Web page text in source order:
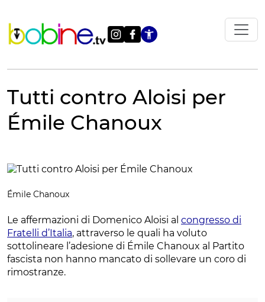
contenuto
Apri le
Tutti contro Aloisi per
Émile Chanoux
Émile Chanoux
Le affermazioni di Domenico Aloisi al congresso di
Fratelli d’Italia, attraverso le quali ha voluto
sottolineare l’adesione di Émile Chanoux al Partito
fascista non hanno mancato di sollevare un coro di
rimostranze.